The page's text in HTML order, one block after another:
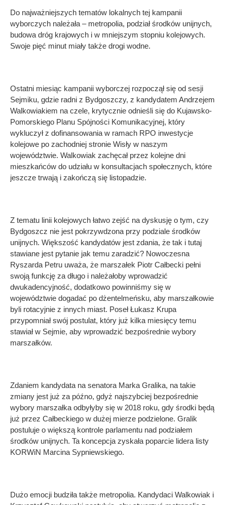
Do najważniejszych tematów lokalnych tej kampanii
wyborczych należała – metropolia, podział środków unijnych,
budowa dróg krajowych i w mniejszym stopniu kolejowych.
Swoje pięć minut miały także drogi wodne.
Ostatni miesiąc kampanii wyborczej rozpoczął się od sesji
Sejmiku, gdzie radni z Bydgoszczy, z kandydatem Andrzejem
Walkowiakiem na czele, krytycznie odnieśli się do Kujawsko-
Pomorskiego Planu Spójności Komunikacyjnej, który
wykluczył z dofinansowania w ramach RPO inwestycje
kolejowe po zachodniej stronie Wisły w naszym
województwie. Walkowiak zachęcał przez kolejne dni
mieszkańców do udziału w konsultacjach społecznych, które
jeszcze trwają i zakończą się listopadzie.
Z tematu linii kolejowych łatwo zejść na dyskusję o tym, czy
Bydgoszcz nie jest pokrzywdzona przy podziale środków
unijnych. Większość kandydatów jest zdania, że tak i tutaj
stawiane jest pytanie jak temu zaradzić? Nowoczesna
Ryszarda Petru uważa, że marszałek Piotr Całbecki pełni
swoją funkcję za długo i należałoby wprowadzić
dwukadencyjność, dodatkowo powinniśmy się w
województwie dogadać po dżentelmeńsku, aby marszałkowie
byli rotacyjnie z innych miast. Poseł Łukasz Krupa
przypomniał swój postulat, który już kilka miesięcy temu
stawiał w Sejmie, aby wprowadzić bezpośrednie wybory
marszałków.
Zdaniem kandydata na senatora Marka Gralika, na takie
zmiany jest już za późno, gdyż najszybciej bezpośrednie
wybory marszałka odbyłyby się w 2018 roku, gdy środki będą
już przez Całbeckiego w dużej mierze podzielone. Gralik
postuluje o większą kontrole parlamentu nad podziałem
środków unijnych. Ta koncepcja zyskała poparcie lidera listy
KORWiN Marcina Sypniewskiego.
Dużo emocji budziła także metropolia. Kandydaci Walkowiak i